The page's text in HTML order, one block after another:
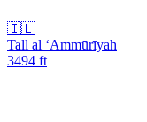
🇮🇱
Tall al ‘Ammūrīyah
3494 ft